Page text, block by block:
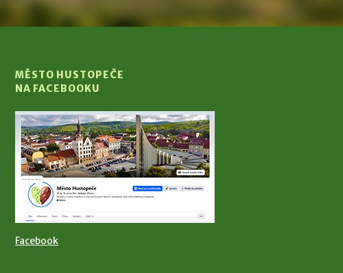
MĚSTO HUSTOPEČE
NA FACEBOOKU
Facebook